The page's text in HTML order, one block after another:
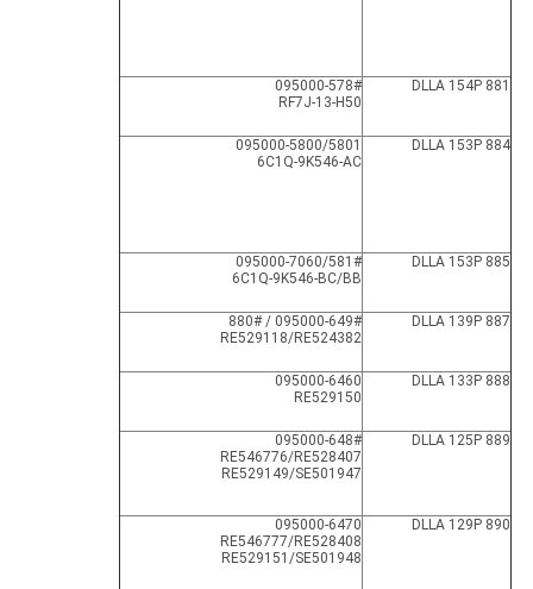
DLLA 154P 881
095000-578#
RF7J-13-H50
DLLA 153P 884
095000-5800/5801
6C1Q-9K546-AC
DLLA 153P 885
095000-7060/581#
6C1Q-9K546-BC/BB
DLLA 139P 887
095000-649# / 880#
RE529118/RE524382
DLLA 133P 888
095000-6460
RE529150
DLLA 125P 889
095000-648#
RE546776/RE528407
RE529149/SE501947
DLLA 129P 890
095000-6470
RE546777/RE528408
RE529151/SE501948